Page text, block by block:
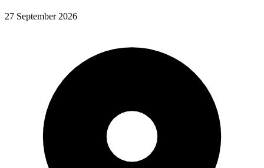
27 September 2026